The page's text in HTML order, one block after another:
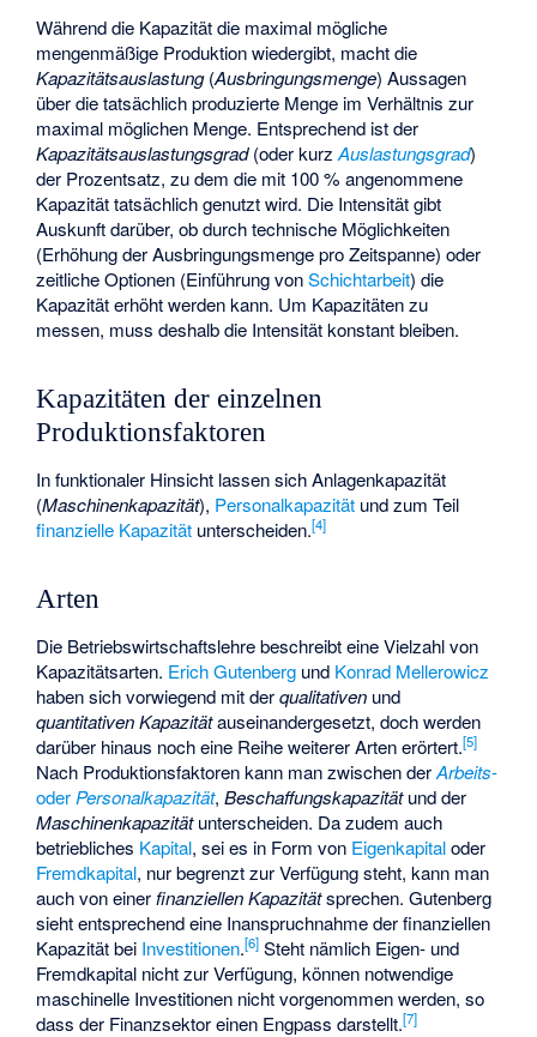
Während die Kapazität die maximal mögliche
mengenmäßige Produktion wiedergibt, macht die
Kapazitätsauslastung(Ausbringungsmenge) Aussagen
über die tatsächlich produzierte Menge im Verhältnis zur
maximal möglichen Menge. Entsprechend ist der
Kapazitätsauslastungsgrad(oder kurzAuslastungsgrad)
der Prozentsatz, zu dem die mit 100 % angenommene
Kapazität tatsächlich genutzt wird. Die Intensität gibt
Auskunft darüber, ob durch technische Möglichkeiten
(Erhöhung der Ausbringungsmenge pro Zeitspanne) oder
zeitliche Optionen (Einführung vonSchichtarbeit) die
Kapazität erhöht werden kann. Um Kapazitäten zu
messen, muss deshalb die Intensität konstant bleiben.
Kapazitäten der einzelnen
Produktionsfaktoren
In funktionaler Hinsicht lassen sichAnlagenkapazität
(Maschinenkapazität), Personalkapazität und zum Teil
finanzielle Kapazität unterscheiden.[4]
Arten
Die Betriebswirtschaftslehre beschreibt eine Vielzahl von
Kapazitätsarten. Erich Gutenberg und Konrad Mellerowicz
haben sich vorwiegend mit derqualitativen und
quantitativen Kapazitätauseinandergesetzt, doch werden
darüber hinaus noch eine Reihe weiterer Arten erörtert.[5]
Nach Produktionsfaktoren kann man zwischen derArbeits-
oder Personalkapazität,Beschaffungskapazitätund der
Maschinenkapazitätunterscheiden. Da zudem auch
betriebliches Kapital, sei es in Form von Eigenkapitaloder
Fremdkapital, nur begrenzt zur Verfügung steht, kann man
auch von einerfinanziellen Kapazitätsprechen. Gutenberg
sieht entsprechend eine Inanspruchnahme der finanziellen
Kapazität bei Investitionen.[6] Steht nämlich Eigen- und
Fremdkapital nicht zur Verfügung, können notwendige
maschinelle Investitionen nicht vorgenommen werden, so
dass der Finanzsektor einen Engpass darstellt.[7]